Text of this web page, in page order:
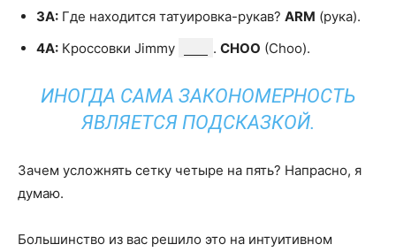
3А: Где находится татуировка-рукав? ARM (рука).
4А: Кроссовки Jimmy . CHOO (Choo).
ИНОГДА САМА ЗАКОНОМЕРНОСТЬ
ЯВЛЯЕТСЯ ПОДСКАЗКОЙ.
Зачем усложнять сетку четыре на пять? Напрасно, я
думаю.
Большинство из вас решило это на интуитивном